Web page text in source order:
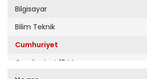
Bilgisayar
Bilim Teknik
Cumhuriyet
Cumhuriyet 19 Mayıs